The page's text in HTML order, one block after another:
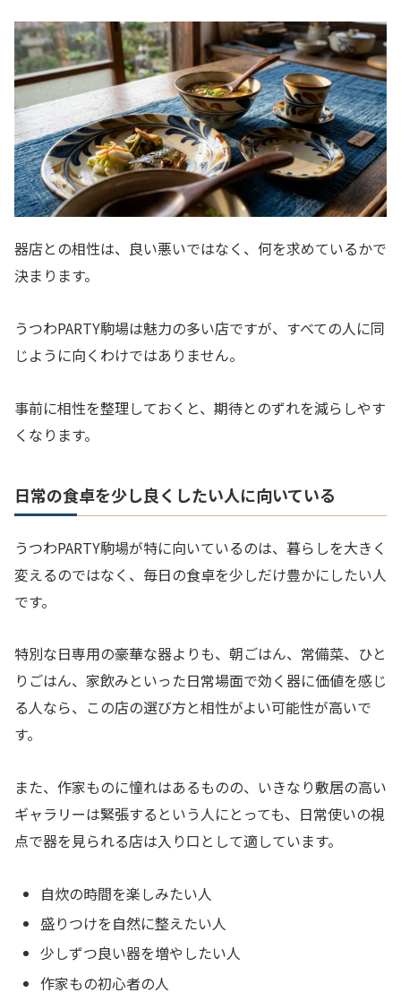
器店との相性は、良い悪いではなく、何を求めているかで
決まります。
うつわPARTY駒場は魅力の多い店ですが、すべての人に同
じように向くわけではありません。
事前に相性を整理しておくと、期待とのずれを減らしやす
くなります。
日常の食卓を少し良くしたい人に向いている
うつわPARTY駒場が特に向いているのは、暮らしを大きく
変えるのではなく、毎日の食卓を少しだけ豊かにしたい人
です。
特別な日専用の豪華な器よりも、朝ごはん、常備菜、ひと
りごはん、家飲みといった日常場面で効く器に価値を感じ
る人なら、この店の選び方と相性がよい可能性が高いで
す。
また、作家ものに憧れはあるものの、いきなり敷居の高い
ギャラリーは緊張するという人にとっても、日常使いの視
点で器を見られる店は入り口として適しています。
自炊の時間を楽しみたい人
盛りつけを自然に整えたい人
少しずつ良い器を増やしたい人
作家もの初心者の人